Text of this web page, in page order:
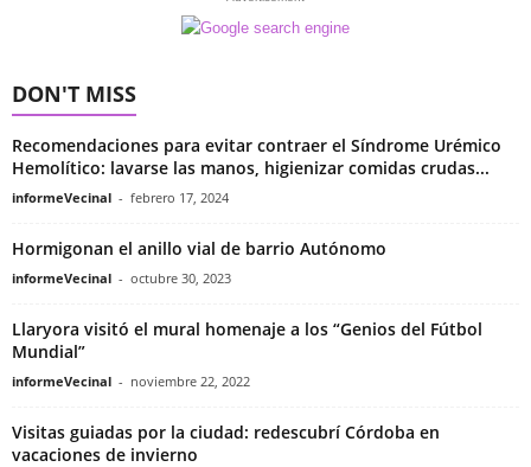
DON'T MISS
Recomendaciones para evitar contraer el Síndrome Urémico
Hemolítico: lavarse las manos, higienizar comidas crudas...
informeVecinal - febrero 17, 2024
Hormigonan el anillo vial de barrio Autónomo
informeVecinal - octubre 30, 2023
Llaryora visitó el mural homenaje a los “Genios del Fútbol
Mundial”
informeVecinal - noviembre 22, 2022
Visitas guiadas por la ciudad: redescubrí Córdoba en
vacaciones de invierno